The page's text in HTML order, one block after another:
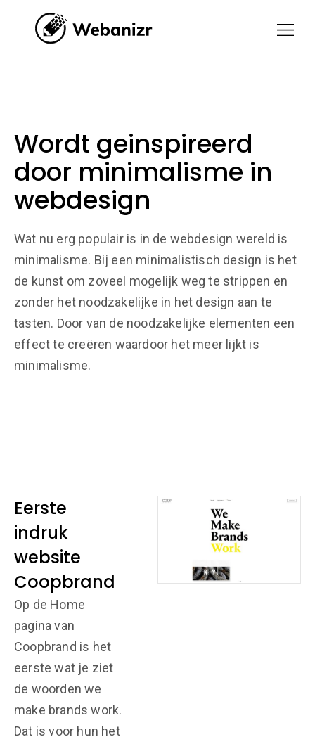
Wordt geinspireerd
door minimalisme in
webdesign
Wat nu erg populair is in de webdesign wereld is
minimalisme. Bij een minimalistisch design is het
de kunst om zoveel mogelijk weg te strippen en
zonder het noodzakelijke in het design aan te
tasten. Door van de noodzakelijke elementen een
effect te creëren waardoor het meer lijkt is
minimalisme.
Eerste
indruk
website
Coopbrand
Op de Home
pagina van
Coopbrand is het
eerste wat je ziet
de woorden we
make brands work.
Dat is voor hun het